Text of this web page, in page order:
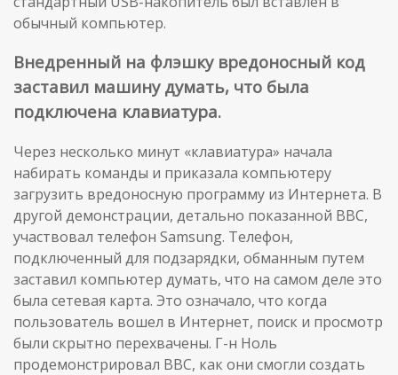
обычный компьютер.
Внедренный на флэшку вредоносный код
заставил машину думать, что была
подключена клавиатура.
Через несколько минут «клавиатура» начала
набирать команды и приказала компьютеру
загрузить вредоносную программу из Интернета. В
другой демонстрации, детально показанной BBC,
участвовал телефон Samsung. Телефон,
подключенный для подзарядки, обманным путем
заставил компьютер думать, что на самом деле это
была сетевая карта. Это означало, что когда
пользователь вошел в Интернет, поиск и просмотр
были скрытно перехвачены. Г-н Ноль
продемонстрировал BBC, как они смогли создать